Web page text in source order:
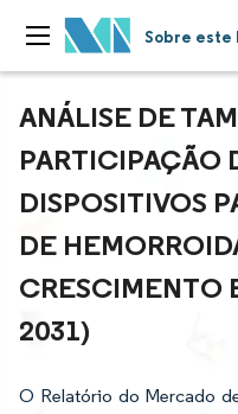
Sobre este
ANÁLISE DE
PARTICIPAÇÃO
DISPOSITIVOS
DE
CRESCIMENTO
2031)
O Relatório do Mercado